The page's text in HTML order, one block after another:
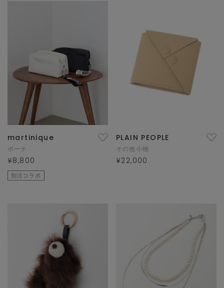
martinique
ポーチ
¥8,800
別注コラボ
PLAIN PEOPLE
その他小物
¥22,000